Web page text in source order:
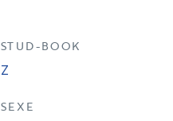
STUD-BOOK
Z
SEXE